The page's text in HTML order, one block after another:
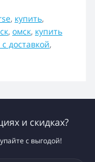
, купить,
, омск, купить
доставкой,
и скидках?
с выгодой!